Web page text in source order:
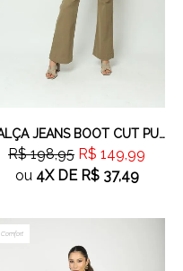
CALÇA JEANS BOOT CUT PUSH UP VERDE
R$ 198,95 R$ 149,99
ou 4XDE R$ 37,49
Comfort